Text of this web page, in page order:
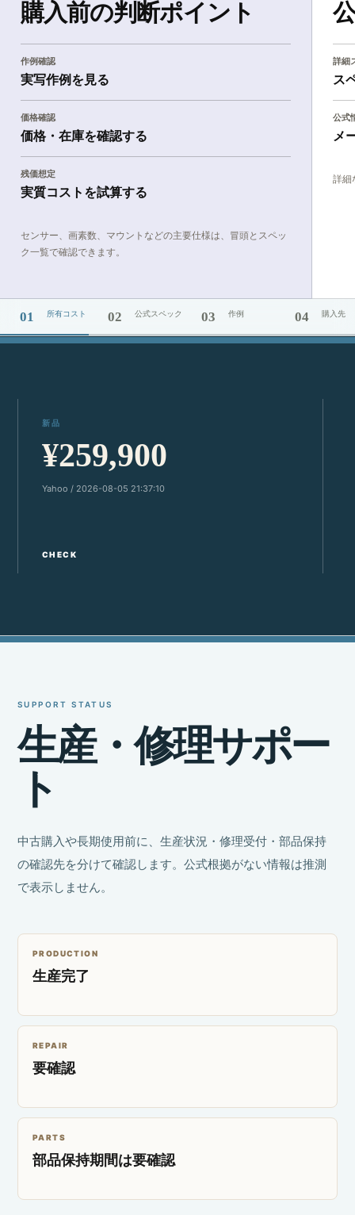
購入前の判断ポイント
作例確認
実写作例を見る
価格確認
価格・在庫を確認する
残価想定
実質コストを試算する
センサー、画素数、マウントなどの主要仕様は、冒頭とスペッ
ク一覧で確認できます。
詳細
ス
公式
メ
詳細
01 所有コスト 02 公式スペック 03 作例 04 購入先
新品
¥259,900
Yahoo / 2026-08-05 21:37:10
CHECK
SUPPORT STATUS
生産・修理サポー
ト
中古購入や長期使用前に、生産状況・修理受付・部品保持
の確認先を分けて確認します。公式根拠がない情報は推測
で表示しません。
PRODUCTION
生産完了
REPAIR
要確認
PARTS
部品保持期間は要確認